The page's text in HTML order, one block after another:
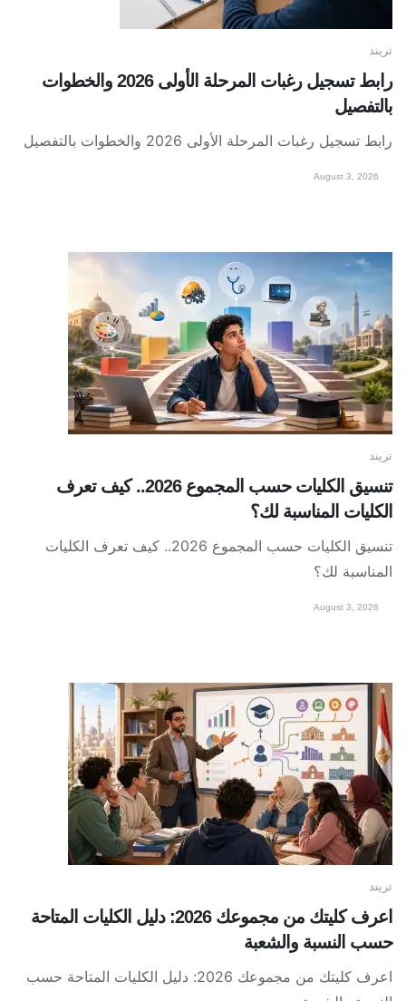
تريند
رابط تسجيل رغبات المرحلة الأولى 2026 والخطوات
بالتفصيل
رابط تسجيل رغبات المرحلة الأولى 2026 والخطوات بالتفصيل
August 3, 2026
تريند
تنسيق الكليات حسب المجموع 2026.. كيف تعرف
الكليات المناسبة لك؟
تنسيق الكليات حسب المجموع 2026.. كيف تعرف الكليات
المناسبة لك؟
August 3, 2026
تريند
اعرف كليتك من مجموعك 2026: دليل الكليات المتاحة
حسب النسبة والشعبة
اعرف كليتك من مجموعك 2026: دليل الكليات المتاحة حسب